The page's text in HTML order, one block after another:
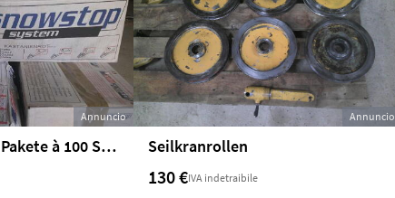
Annuncio
Schneestopper 8 Pakete à 100 Stk.
Annuncio
Seilkranrollen
130 €IVA indetraibile